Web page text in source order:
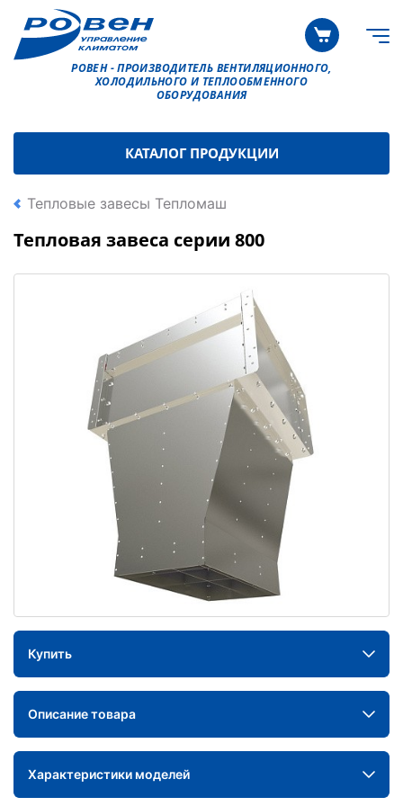
РОВЕН - ПРОИЗВОДИТЕЛЬ ВЕНТИЛЯЦИОННОГО,
ХОЛОДИЛЬНОГО И ТЕПЛООБМЕННОГО
ОБОРУДОВАНИЯ
КАТАЛОГ ПРОДУКЦИИ
Тепловые завесы Тепломаш
Тепловая завеса серии 800
Купить
Описание товара
Характеристики моделей